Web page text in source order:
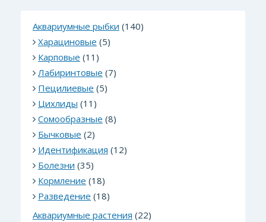
Аквариумные рыбки (140)
Харациновые (5)
Карповые (11)
Лабиринтовые (7)
Пецилиевые (5)
Цихлиды (11)
Сомообразные (8)
Бычковые (2)
Идентификация (12)
Болезни (35)
Кормление (18)
Разведение (18)
Аквариумные растения (22)